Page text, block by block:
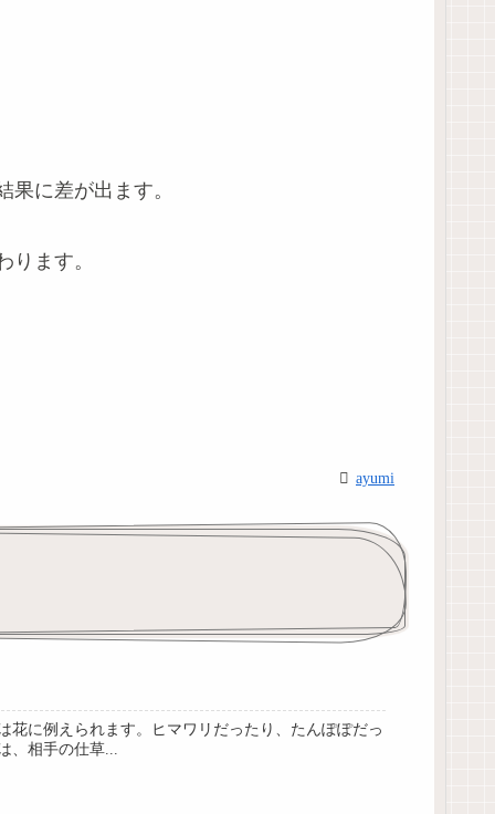
に差が出ます。
ます。
ayumi
に例えられます。ヒマワリだったり、たんぽぽだっ
相手の仕草...